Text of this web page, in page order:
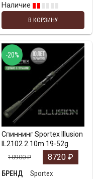
Наличие
В КОРЗИНУ
Спиннинг Sportex Illusion
IL2102 2.10m 19-52g
10900₽ 8720 ₽
БРЕНД
Sportex
-20%